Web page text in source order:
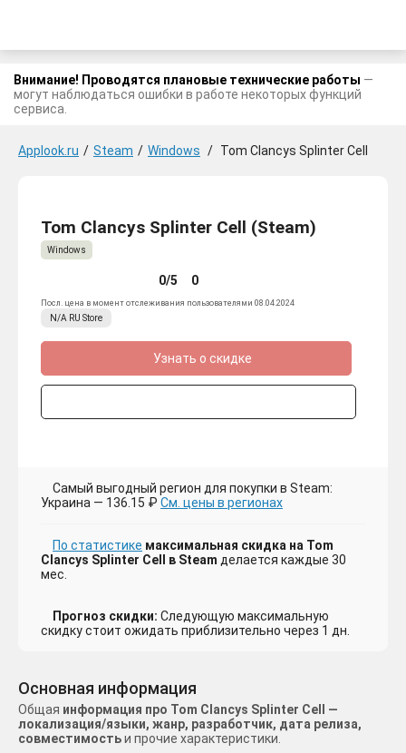
Внимание! Проводятся плановые технические работы —
могут наблюдаться ошибки в работе некоторых функций
сервиса.
Applook.ru / Steam / Windows / Tom Clancys Splinter Cell
Tom Clancys Splinter Cell (Steam)
Windows
0/5 0
Посл. цена в момент отслеживания пользователями 08.04.2024
N/A RU Store
Узнать о скидке
Самый выгодный регион для покупки в Steam:
Украина — 136.15 ₽ См. цены в регионах
По статистике максимальная скидка на Tom
Clancys Splinter Cell в Steam делается каждые 30
мес.
Прогноз скидки: Следующую максимальную
скидку стоит ожидать приблизительно через 1 дн.
Основная информация
Общая информация про Tom Clancys Splinter Cell —
локализация/языки, жанр, разработчик, дата релиза,
совместимостьи прочие характеристики.